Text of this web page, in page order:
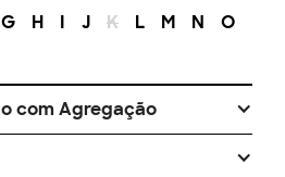
G H I J K L M N O
com Agregação